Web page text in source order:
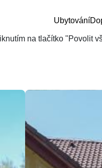
Ubytování
na tlačítko "Povolit